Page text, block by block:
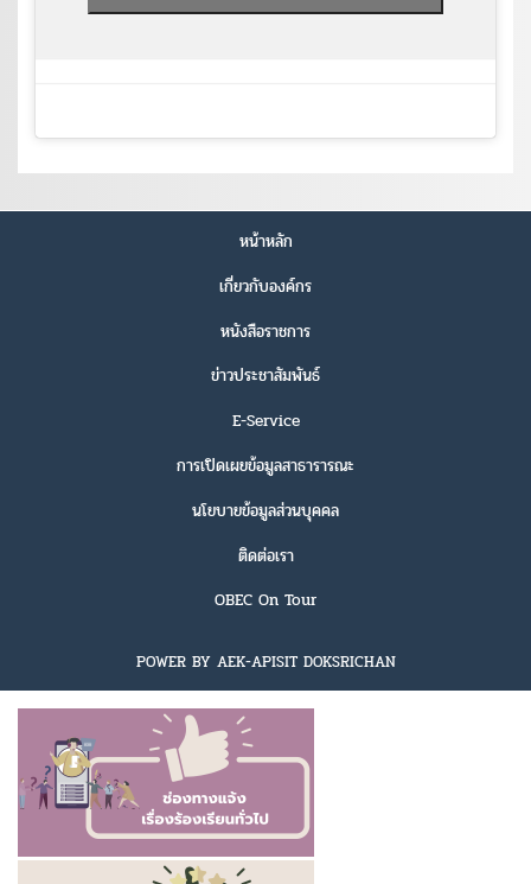
หน้าหลัก
เกี่ยวกับองค์กร
หนังสือราชการ
ข่าวประชาสัมพันธ์
E-Service
การเปิดเผยข้อมูลสาธารารณะ
นโยบายข้อมูลส่วนบุคคล
ติดต่อเรา
OBEC On Tour
POWER BY AEK-APISIT DOKSRICHAN